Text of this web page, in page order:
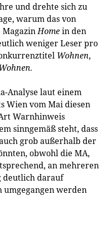
und drehte sich zu
warum das von
MagazinHomein den
weniger Leser pro
Wohnen,
Analyse laut einem
Wien vom Mai diesen
Warnhinweis
sinngemäß steht, dass
grob außerhalb der
obwohl die MA,
an mehreren
deutlich darauf
umgegangen werden